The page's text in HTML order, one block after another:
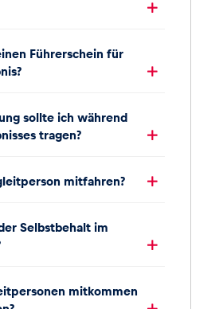
Führerschein für
sollte ich während
tragen?
mitfahren?
Selbstbehalt im
mitkommen